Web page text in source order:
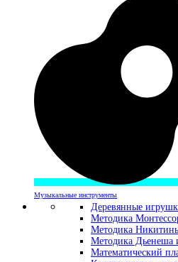
Музыкальные инструменты
Деревянные
Методика
Методика
Методика Дьенеша
Математический